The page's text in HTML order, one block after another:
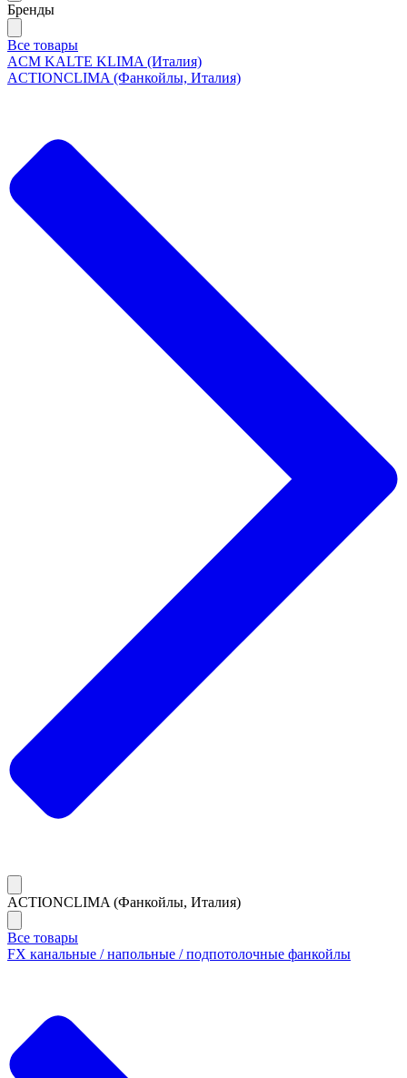
Бренды
Все товары
ACM KALTE KLIMA (Италия)
ACTIONCLIMA (Фанкойлы, Италия)
ACTIONCLIMA (Фанкойлы, Италия)
Все товары
FX канальные / напольные / подпотолочные фанкойлы